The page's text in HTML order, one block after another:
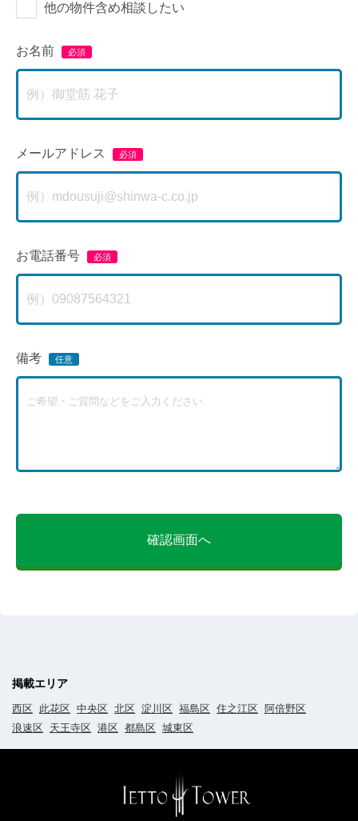
他の物件含め相談したい
お名前
メールアドレス
お電話番号
備考
確認画面へ
掲載エリア
西区 此花区 中央区 北区 淀川区 福島区 住之江区
阿倍野区
浪速区
天王寺区 港区 都島区 城東区